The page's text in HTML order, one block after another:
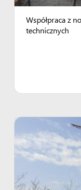
Współpraca z
technicznych